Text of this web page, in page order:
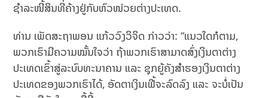
ຊຳລະ​ໜີ້​ສິນ​ທີ່​ຄ້າງ​ຢູ່​ກັບ​ຫົວໜ່ວຍ​ຕ່າງປະ​ເທດ.
ທ່ານ ເພັດສະຖາພອນ ແກ້ວວົງວິຈິດ ກ່າວວ່າ: “ແນວໃດກໍຕາມ,
ພວກເຮົາມີຄວາມໝັ້ນໃຈວ່າ ຖ້າພວກເຮົາສາມາດສົ່ງເງິນຕາຕ່າງ
ປະເທດເຂົ້າສູ່ລະບົບທະນາຄານ ແລະ ຊຸກຍູ້ຄັງສຳຮອງເງິນຕາຕ່າງ
ປະເທດຂອງພວກເຮົາໄດ້, ອັດຕາເງິນເຟີ້ຈະລົດລົງ ແລະ ຈະບໍ່ເປັນ